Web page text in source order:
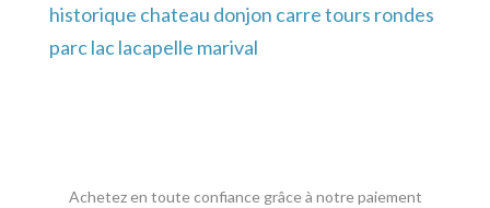
historique chateau donjon carre tours rondes
parc lac lacapelle marival
Achetez en toute confiance grâce à notre paiement